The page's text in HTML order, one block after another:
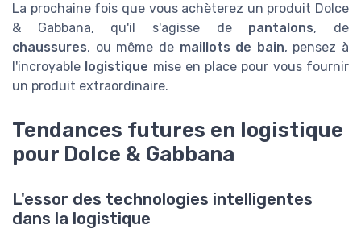
La prochaine fois que vous achèterez un produit Dolce
& Gabbana, qu'il s'agisse de pantalons, de
chaussures, ou même de maillots de bain, pensez à
l'incroyable logistique mise en place pour vous fournir
un produit extraordinaire.
Tendances futures en logistique
pour Dolce & Gabbana
L'essor des technologies intelligentes
dans la logistique